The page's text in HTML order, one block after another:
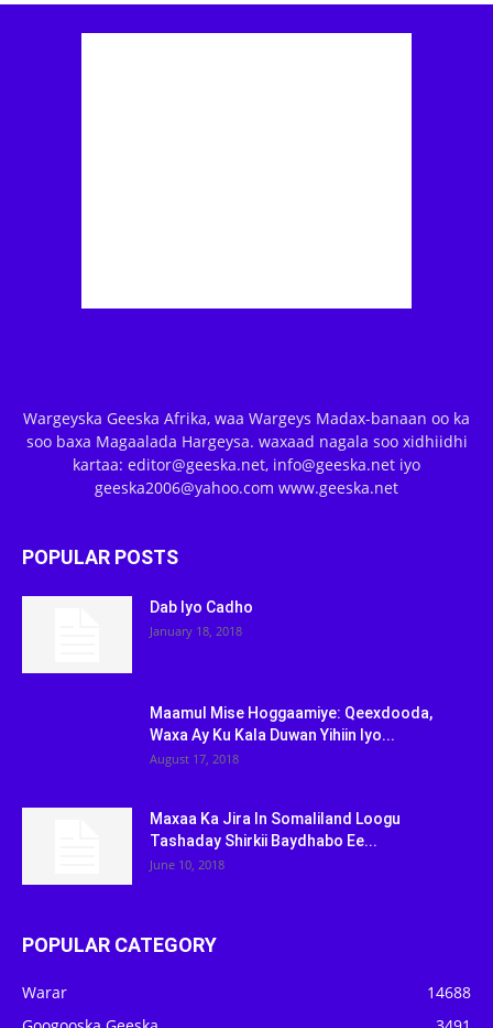
Wargeyska Geeska Afrika, waa Wargeys Madax-banaan oo ka
soo baxa Magaalada Hargeysa. waxaad nagala soo xidhiidhi
kartaa: editor@geeska.net, info@geeska.net iyo
geeska2006@yahoo.com www.geeska.net
POPULAR POSTS
Dab Iyo Cadho
January 18, 2018
Maamul Mise Hoggaamiye: Qeexdooda,
Waxa Ay Ku Kala Duwan Yihiin Iyo...
August 17, 2018
Maxaa Ka Jira In Somaliland Loogu
Tashaday Shirkii Baydhabo Ee...
June 10, 2018
POPULAR CATEGORY
Warar
14688